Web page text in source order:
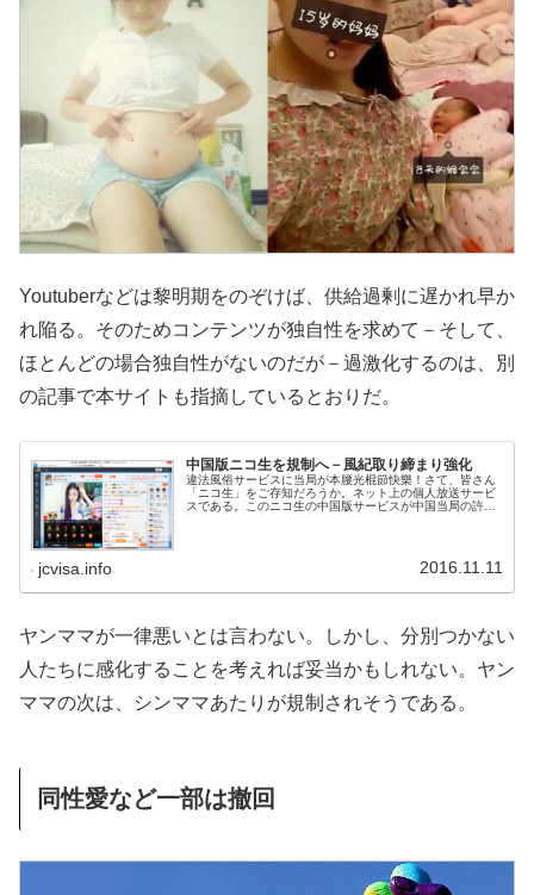
Youtuberなどは黎明期をのぞけば、供給過剰に遅かれ早か
れ陥る。そのためコンテンツが独自性を求めて－そして、
ほとんどの場合独自性がないのだが－過激化するのは、別
の記事で本サイトも指摘しているとおりだ。
中国版ニコ生を規制へ－風紀取り締まり強化
違法風俗サービスに当局が本腰光棍節快樂！さて、皆さん
「ニコ生」をご存知だろうか。ネット上の個人放送サービ
スである。このニコ生の中国版サービスが中国当局の許可
jcvisa.info 2016.11.11
ヤンママが一律悪いとは言わない。しかし、分別つかない
人たちに感化することを考えれば妥当かもしれない。ヤン
ママの次は、シンママあたりが規制されそうである。
同性愛など一部は撤回